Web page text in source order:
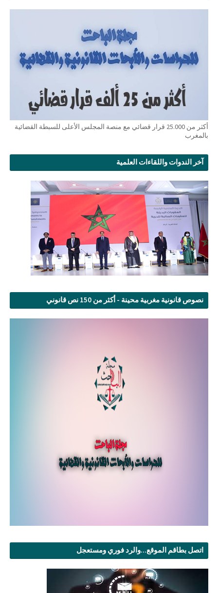
أكثر من 25.000 قرار قضائي مع منصة المجلس الأعلى للسبطة القضائية
بالمغرب
آخر الندوات واللقاءات العلمية
نصوص قانونية مغربية محينة - أكثر من 150 نص قانوني
اتصل بطاقم الموقع...والرد فوري ومستعجل